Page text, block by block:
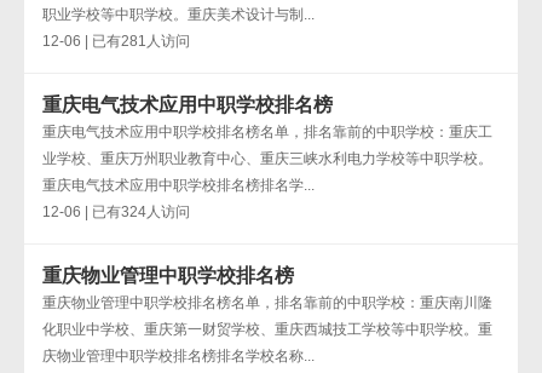
职业学校等中职学校。重庆美术设计与制...
12-06 | 已有281人访问
重庆电气技术应用中职学校排名榜
重庆电气技术应用中职学校排名榜名单，排名靠前的中职学校：重庆工
业学校、重庆万州职业教育中心、重庆三峡水利电力学校等中职学校。
重庆电气技术应用中职学校排名榜排名学...
12-06 | 已有324人访问
重庆物业管理中职学校排名榜
重庆物业管理中职学校排名榜名单，排名靠前的中职学校：重庆南川隆
化职业中学校、重庆第一财贸学校、重庆西城技工学校等中职学校。重
庆物业管理中职学校排名榜排名学校名称...